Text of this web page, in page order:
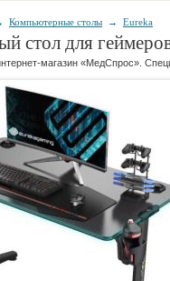
Компьютерные столы → Eureka
стол для
магазин «МедСпрос».